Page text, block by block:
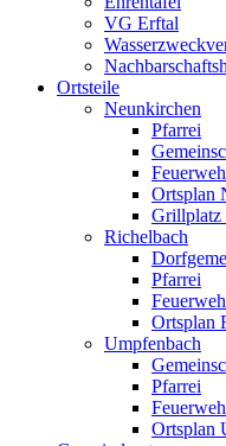
VG Erftal
Ortsteile
Neunkirchen
Pfarrei
Ortsplan
Grillplatz
Richelbach
Pfarrei
Ortsplan
Umpfenbach
Pfarrei
Ortsplan